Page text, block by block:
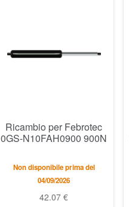
Ricambio per Febrotec
0GS-N10FAH0900 900N
Non disponibile prima del
04/09/2026
42.07€